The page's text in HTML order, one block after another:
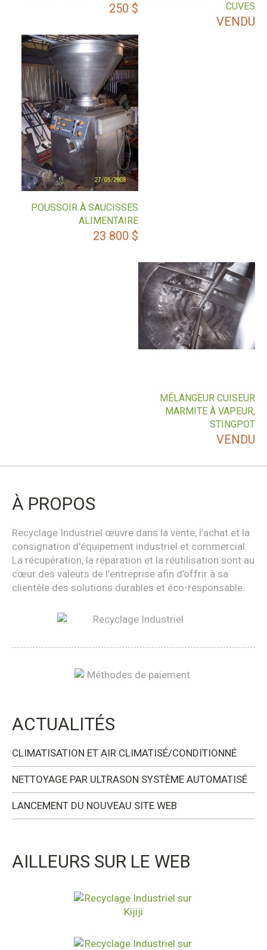
CUVES
VENDU
250 $
POUSSOIR À SAUCISSES
ALIMENTAIRE
23 800 $
MÉLANGEUR CUISEUR
MARMITE À VAPEUR,
STINGPOT
VENDU
À PROPOS
Recyclage Industriel œuvre dans la vente, l’achat et la
consignation d’équipement industriel et commercial.
La récupération, la réparation et la réutilisation sont au
cœur des valeurs de l’entreprise afin d’offrir à sa
clientèle des solutions durables et éco-responsable.
ACTUALITÉS
CLIMATISATION ET AIR CLIMATISÉ/CONDITIONNÉ
NETTOYAGE PAR ULTRASON SYSTÈME AUTOMATISÉ
LANCEMENT DU NOUVEAU SITE WEB
AILLEURS SUR LE WEB